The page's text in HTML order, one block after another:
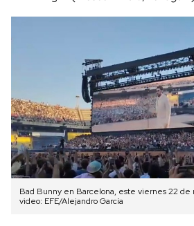
Bad Bunny en Barcelona, este viernes 22 de
video: EFE/Alejandro García